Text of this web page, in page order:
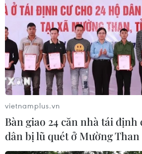
Chọn đúng đầu tàu: Danh mục
doanh nghiệp nhà nước mạnh
toán giao nhiệm vụ
06/08/2026 00:56
Xem thêm
vietnamplus.vn
Bàn giao 24 căn nhà tái định
dân bị lũ quét ở Mường Than